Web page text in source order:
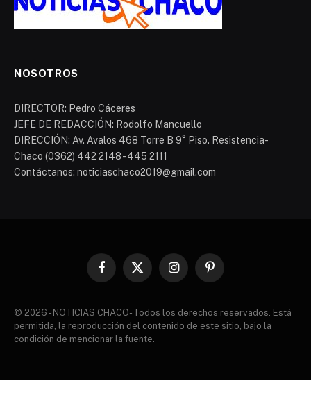
NOSOTROS
DIRECTOR: Pedro Cáceres
JEFE DE REDACCIÓN: Rodolfo Mancuello
DIRECCIÓN: Av. Avalos 468 Torre B 9° Piso. Resistencia-
Chaco (0362) 442 2148 - 445 2111
Contáctanos: noticiaschaco2019@gmail.com
Facebook
X
InstagramPinterest
© 2026 - NOTICIAS CHACO- Todos los derechos reservados. Está
permitida, la reproducción del contenido de este sitio, bajo la
condición de mencionar la fuente.